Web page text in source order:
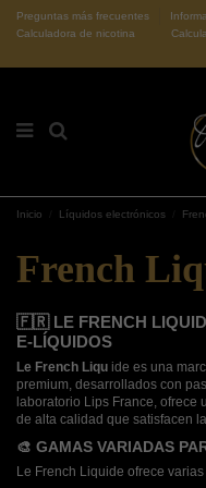
Preguntas más frecuentes
Calculadora de nicotina
Inicio Líquidos electrónicos
French
🇫🇷 LE FRENCH
E-LÍQUIDOS
Le French Liqu ide es una
premium, desarrollados con
laboratorio Lips France,
de alta calidad que satisfacen
🎨 GAMAS VARIADAS
Le French Liquide ofrece